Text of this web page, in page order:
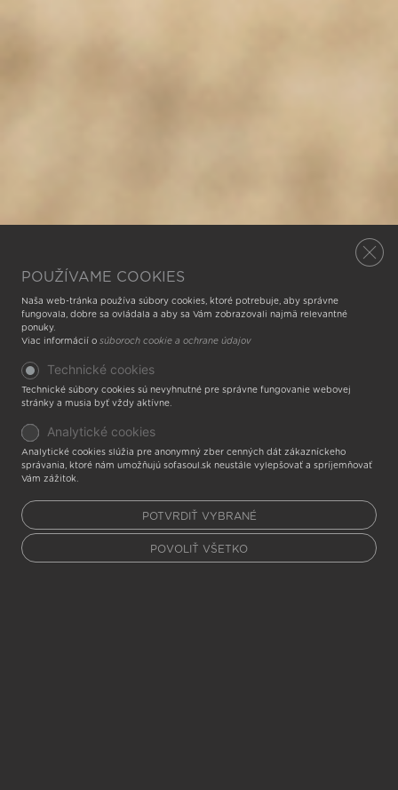
POUŽÍVAME COOKIES
Naša web-tránka používa súbory cookies, ktoré potrebuje, aby správne
fungovala, dobre sa ovládala a aby sa Vám zobrazovali najmä relevantné
ponuky.
Viac informácií o súboroch cookie a ochrane údajov
Technické cookies
Technické súbory cookies sú nevyhnutné pre správne fungovanie webovej
stránky a musia byť vždy aktívne.
Analytické cookies
Analytické cookies slúžia pre anonymný zber cenných dát zákazníckeho
správania, ktoré nám umožňujú sofasoul.sk neustále vylepšovať a spríjemňovať
Vám zážitok.